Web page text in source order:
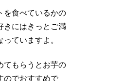
を食べているかの
きにはきっとご満
ていますよ。
てもらうとお芋の
のでおすすめで